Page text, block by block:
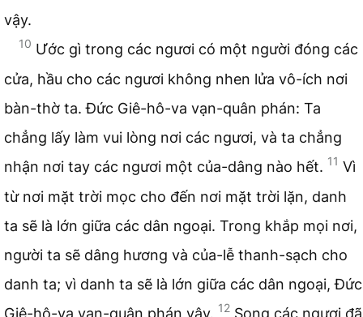
vậy.
10 Ước gì trong các ngươi có một người đóng các
cửa, hầu cho các ngươi không nhen lửa vô-ích nơi
bàn-thờ ta. Đức Giê-hô-va vạn-quân phán: Ta
chẳng lấy làm vui lòng nơi các ngươi, và ta chẳng
nhận nơi tay các ngươi một của-dâng nào hết. 11 Vì
từ nơi mặt trời mọc cho đến nơi mặt trời lặn, danh
ta sẽ là lớn giữa các dân ngoại. Trong khắp mọi nơi,
người ta sẽ dâng hương và của-lễ thanh-sạch cho
danh ta; vì danh ta sẽ là lớn giữa các dân ngoại, Đức
Giê-hô-va vạn-quân phán vậy. 12 Song các ngươi đã